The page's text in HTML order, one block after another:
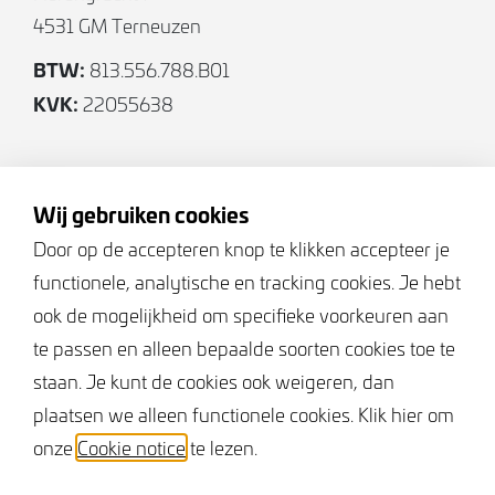
Interesse? Neem dan contact op voor meer
informatie of een vrijblijvende
bezichtigingsafspraak.
4531 GM Terneuzen
BTW: 813.556.788.B01
KVK: 22055638
Keurmerken
Wij gebruiken cookies
Door op de accepteren knop te klikken accepteer je
functionele, analytische en tracking cookies. Je hebt
ook de mogelijkheid om specifieke voorkeuren aan
te passen en alleen bepaalde soorten cookies toe te
staan. Je kunt de cookies ook weigeren, dan
plaatsen we alleen functionele cookies. Klik hier om
onze Cookie notice te lezen.